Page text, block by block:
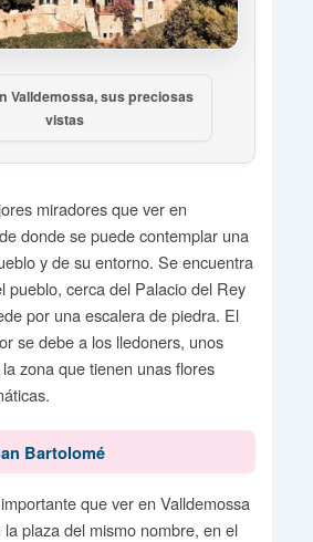
Valldemossa, sus preciosas
vistas
miradores que ver en
donde se puede contemplar una
y de su entorno. Se encuentra
pueblo, cerca del Palacio del Rey
por una escalera de piedra. El
se debe a los lledoners, unos
zona que tienen unas flores
Bartolomé
que ver en Valldemossa
plaza del mismo nombre, en el